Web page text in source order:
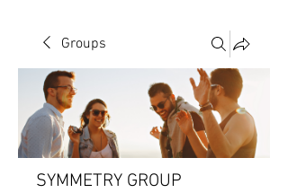
Groups
SYMMETRY GROUP